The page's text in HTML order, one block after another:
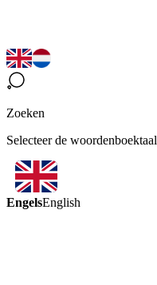
Zoeken
Selecteer de woordenboektaal
EngelsEnglish